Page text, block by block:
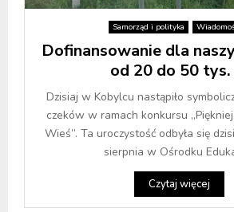
Samorząd i polityka
Dofinansowanie dla
od 20 do 50 tys.
Dzisiaj w Kobylcu nastąpiło
czeków w ramach konkursu
Wieś”. Ta uroczystość odbyła się
sierpnia w Ośrodku
Czytaj więcej